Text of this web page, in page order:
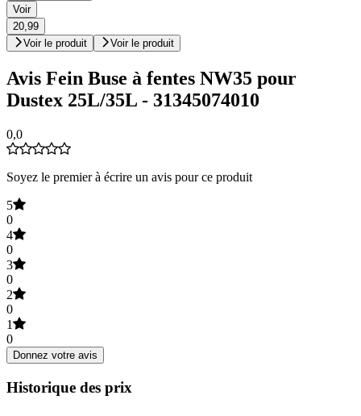
Voir
20,99
Voir le produit
Voir le produit
Avis Fein Buse à fentes NW35 pour
Dustex 25L/35L - 31345074010
0,0
Soyez le premier à écrire un avis pour ce produit
5
0
4
0
3
0
2
0
1
0
Donnez votre avis
Historique des prix